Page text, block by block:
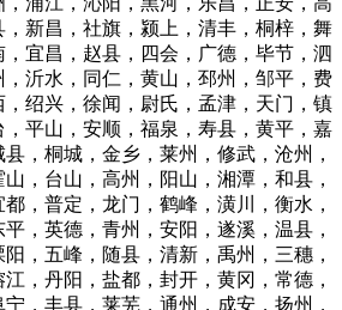
新昌，社旗，颍上，清丰，桐梓，舞
宜昌，赵县，四会，广德，毕节，泗
沂水，同仁，黄山，邳州，邹平，费
绍兴，徐闻，尉氏，孟津，天门，镇
平山，安顺，福泉，寿县，黄平，嘉
，桐城，金乡，莱州，修武，沧州，
，台山，高州，阳山，湘潭，和县，
，普定，龙门，鹤峰，潢川，衡水，
，英德，青州，安阳，遂溪，温县，
，五峰，随县，清新，禹州，三穗，
，丹阳，盐都，封开，黄冈，常德，
，丰县，莱芜，通州，成安，扬州，